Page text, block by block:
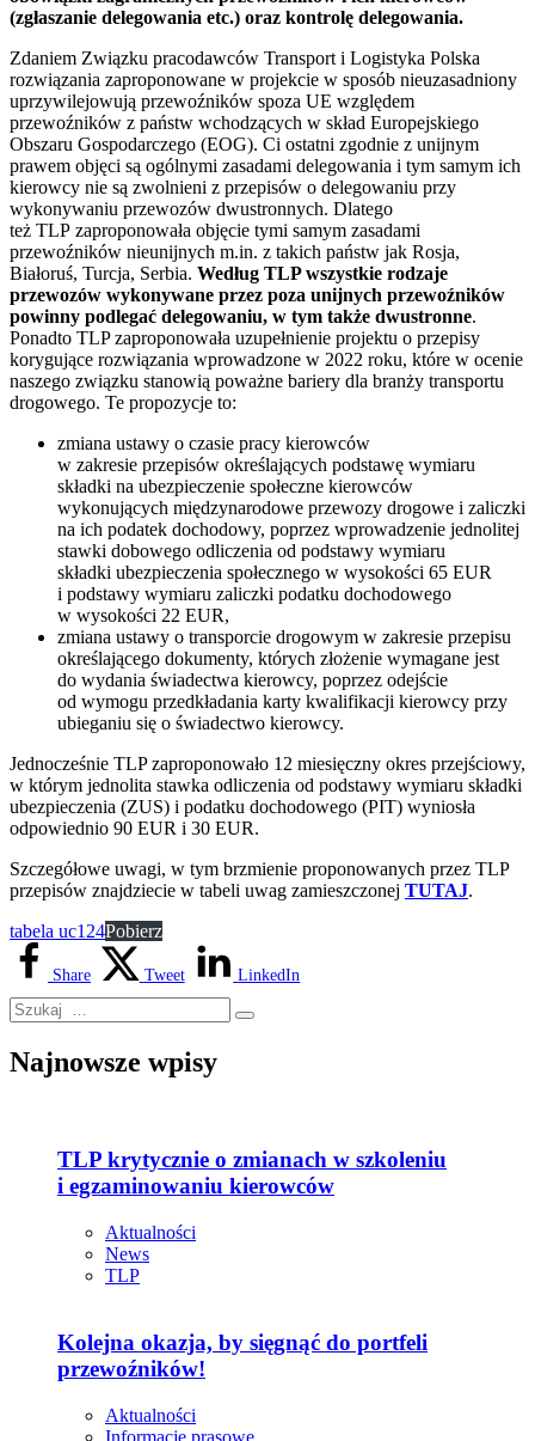
(zgłaszanie delegowania etc.) oraz kontrolę delegowania.
Zdaniem Związku pracodawców Transport i Logistyka Polska
rozwiązania zaproponowane w projekcie w sposób nieuzasadniony
uprzywilejowują przewoźników spoza UE względem
przewoźników z państw wchodzących w skład Europejskiego
Obszaru Gospodarczego (EOG). Ci ostatni zgodnie z unijnym
prawem objęci są ogólnymi zasadami delegowania i tym samym ich
kierowcy nie są zwolnieni z przepisów o delegowaniu przy
wykonywaniu przewozów dwustronnych. Dlatego
też TLP zaproponowała objęcie tymi samym zasadami
przewoźników nieunijnych m.in. z takich państw jak Rosja,
Białoruś, Turcja, Serbia. Według TLP wszystkie rodzaje
przewozów wykonywane przez poza unijnych przewoźników
powinny podlegać delegowaniu, w tym także dwustronne.
Ponadto TLP zaproponowała uzupełnienie projektu o przepisy
korygujące rozwiązania wprowadzone w 2022 roku, które w ocenie
naszego związku stanowią poważne bariery dla branży transportu
drogowego. Te propozycje to:
zmiana ustawy o czasie pracy kierowców
w zakresie przepisów określających podstawę wymiaru
składki na ubezpieczenie społeczne kierowców
wykonujących międzynarodowe przewozy drogowe i zaliczki
na ich podatek dochodowy, poprzez wprowadzenie jednolitej
stawki dobowego odliczenia od podstawy wymiaru
składki ubezpieczenia społecznego w wysokości 65 EUR
i podstawy wymiaru zaliczki podatku dochodowego
w wysokości 22 EUR,
zmiana ustawy o transporcie drogowym w zakresie przepisu
określającego dokumenty, których złożenie wymagane jest
do wydania świadectwa kierowcy, poprzez odejście
od wymogu przedkładania karty kwalifikacji kierowcy przy
ubieganiu się o świadectwo kierowcy.
Jednocześnie TLP zaproponowało 12 miesięczny okres przejściowy,
w którym jednolita stawka odliczenia od podstawy wymiaru składki
ubezpieczenia (ZUS) i podatku dochodowego (PIT) wyniosła
odpowiednio 90 EUR i 30 EUR.
Szczegółowe uwagi, w tym brzmienie proponowanych przez TLP
przepisów znajdziecie w tabeli uwag zamieszczonej TUTAJ.
tabela uc124Pobierz
Share Tweet LinkedIn
Najnowsze wpisy
TLP krytycznie o zmianach w szkoleniu
i egzaminowaniu kierowców
Aktualności
News
TLP
Kolejna okazja, by sięgnąć do portfeli
przewoźników!
Aktualności